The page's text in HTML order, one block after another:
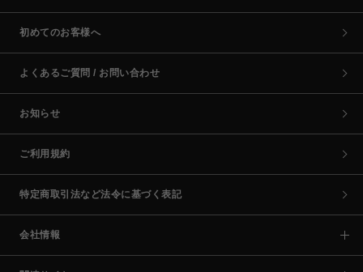
初めてのお客様へ
よくあるご質問 / お問い合わせ
お知らせ
ご利用規約
特定商取引法など法令に基づく表記
会社情報